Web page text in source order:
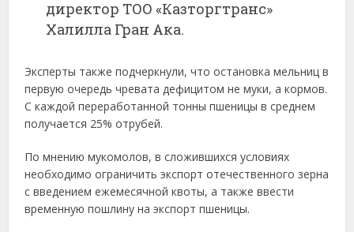
директор ТОО «Казторгтранс»
Халилла Гран Ака.
Эксперты также подчеркнули, что остановка мельниц в
первую очередь чревата дефицитом не муки, а кормов.
С каждой переработанной тонны пшеницы в среднем
получается 25% отрубей.
По мнению мукомолов, в сложившихся условиях
необходимо ограничить экспорт отечественного зерна
с введением ежемесячной квоты, а также ввести
временную пошлину на экспорт пшеницы.